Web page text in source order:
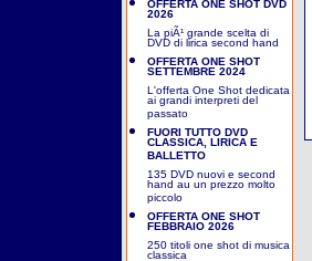
OFFERTA ONE SHOT DVD
2026
La piÃ¹ grande scelta di
DVD di lirica second hand
OFFERTA ONE SHOT
SETTEMBRE 2024
L'offerta One Shot dedicata
ai grandi interpreti del
passato
FUORI TUTTO DVD
CLASSICA, LIRICA E
BALLETTO
135 DVD nuovi e second
hand au un prezzo molto
piccolo
OFFERTA ONE SHOT
FEBBRAIO 2026
250 titoli one shot di musica